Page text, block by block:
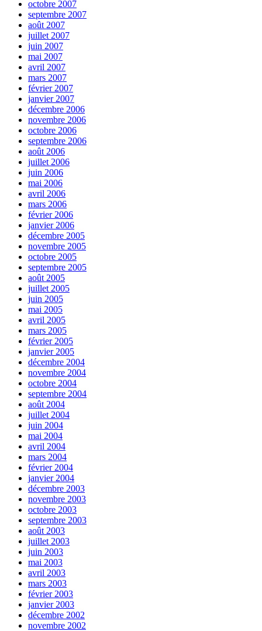
octobre 2007
septembre 2007
août 2007
juillet 2007
juin 2007
mai 2007
avril 2007
mars 2007
février 2007
janvier 2007
décembre 2006
novembre 2006
octobre 2006
septembre 2006
août 2006
juillet 2006
juin 2006
mai 2006
avril 2006
mars 2006
février 2006
janvier 2006
décembre 2005
novembre 2005
octobre 2005
septembre 2005
août 2005
juillet 2005
juin 2005
mai 2005
avril 2005
mars 2005
février 2005
janvier 2005
décembre 2004
novembre 2004
octobre 2004
septembre 2004
août 2004
juillet 2004
juin 2004
mai 2004
avril 2004
mars 2004
février 2004
janvier 2004
décembre 2003
novembre 2003
octobre 2003
septembre 2003
août 2003
juillet 2003
juin 2003
mai 2003
avril 2003
mars 2003
février 2003
janvier 2003
décembre 2002
novembre 2002